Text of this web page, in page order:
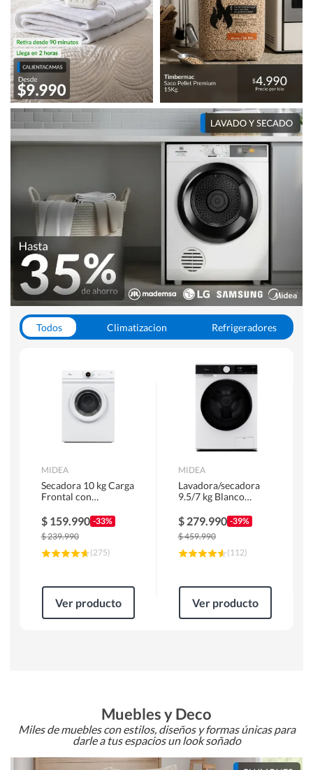
Todos Climatizacion
Refrigeradores
Otros
MIDEA
Secadora 10 kg Carga
Frontal con
MD100A100/W2
$ 159.990 -33%
$239.990
(275)
Ver producto
MIDEA
Lavadora/secadora
9.5/7 kg Blanco
$ 279.990 -39%
$459.990
(112)
Ver producto
Muebles y Deco
Miles de muebles con estilos, diseños y formas únicas para
darle a tus espacios un look soñado